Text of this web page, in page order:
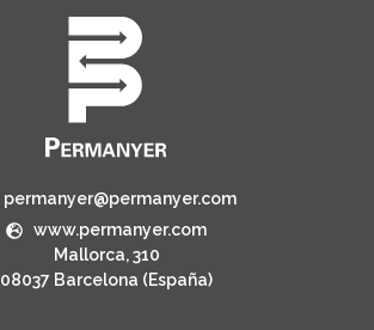
permanyer@permanyer.com
www.permanyer.com
Mallorca, 310
08037 Barcelona (España)